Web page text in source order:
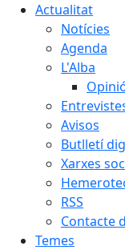
Actualitat
Notícies
Agenda
L'Alba
Avisos
Butlletí
Xarxes
RSS
Contacte
Temes